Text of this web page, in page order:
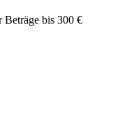
Beträge bis 300 €